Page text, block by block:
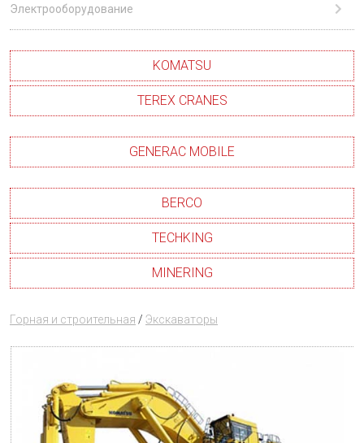
Электрооборудование
KOMATSU
TEREX CRANES
GENERAC MOBILE
BERCO
TECHKING
MINERING
Горная и строительная / Экскаваторы